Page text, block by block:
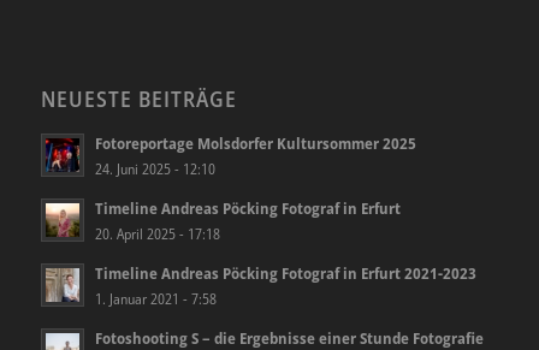
NEUESTE BEITRÄGE
Fotoreportage Molsdorfer Kultursommer 2025
24. Juni 2025 - 12:10
Timeline Andreas Pöcking Fotograf in Erfurt
20. April 2025 - 17:18
Timeline Andreas Pöcking Fotograf in Erfurt 2021-2023
1. Januar 2021 - 7:58
Fotoshooting S – die Ergebnisse einer Stunde Fotografie